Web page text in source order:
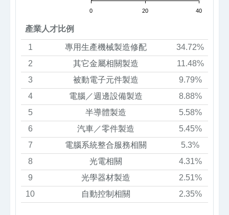
0 20 40
產業人才比例
1 專用生產機械製造修配
34.72%
2
其它金屬相關製造
11.48%
3
被動電子元件製造
9.79%
4
電腦／週邊設備製造
8.88%
5
半導體製造
5.58%
6
汽車／零件製造
5.45%
7
電腦系統整合服務相關
5.3%
8
光電相關
4.31%
9
光學器材製造
2.51%
10
自動控制相關 2.35%